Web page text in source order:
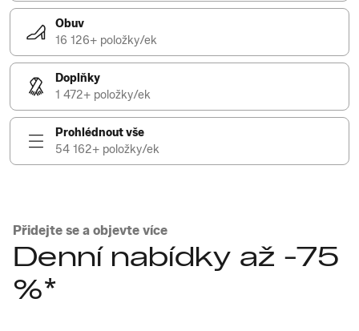
Obuv
16 126+ položky/ek
Doplňky
1 472+ položky/ek
Prohlédnout vše
54 162+ položky/ek
Přidejte se a objevte více
Denní nabídky až -75
%*